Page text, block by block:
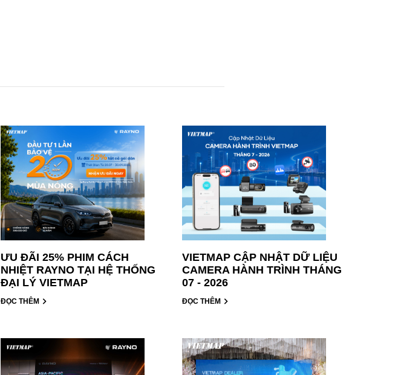
ƯU ĐÃI 25% PHIM CÁCH
NHIỆT RAYNO TẠI HỆ THỐNG
ĐẠI LÝ VIETMAP
ĐỌC THÊM
VIETMAP CẬP NHẬT DỮ LIỆU
CAMERA HÀNH TRÌNH THÁNG
07 - 2026
ĐỌC THÊM